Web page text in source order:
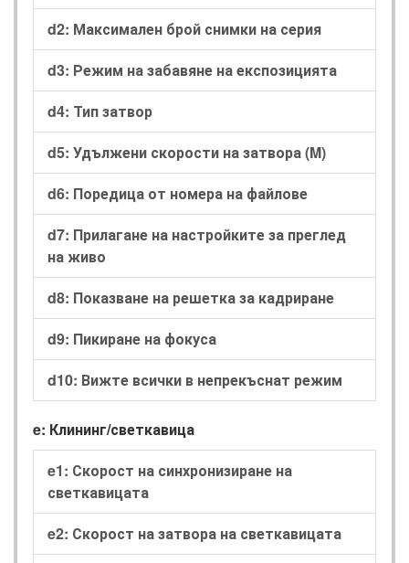
d2: Максимален брой снимки на серия
d3: Режим на забавяне на експозицията
d4: Тип затвор
d5: Удължени скорости на затвора (M)
d6: Поредица от номера на файлове
d7: Прилагане на настройките за преглед
на живо
d8: Показване на решетка за кадриране
d9: Пикиране на фокуса
d10: Вижте всички в непрекъснат режим
e: Клининг/светкавица
e1: Скорост на синхронизиране на
светкавицата
e2: Скорост на затвора на светкавицата